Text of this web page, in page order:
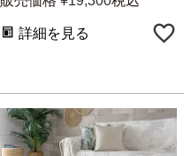
詳細を見る